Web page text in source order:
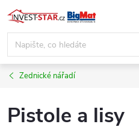
Přejít
na
obsah
Zednické nářadí
Pistole a lisy